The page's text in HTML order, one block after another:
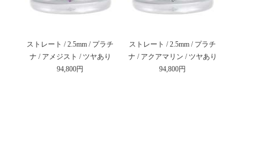
ストレート / 2.5mm / プラチ
ナ / アメジスト / ツヤあり
94,800円
ストレート / 2.5mm / プラチ
ナ / アクアマリン / ツヤあり
94,800円